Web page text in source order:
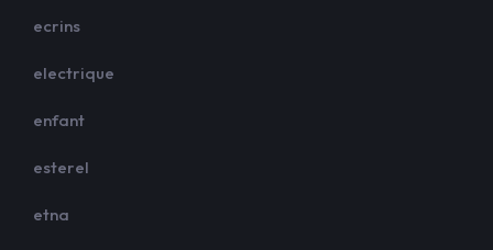
ecrins
electrique
enfant
esterel
etna